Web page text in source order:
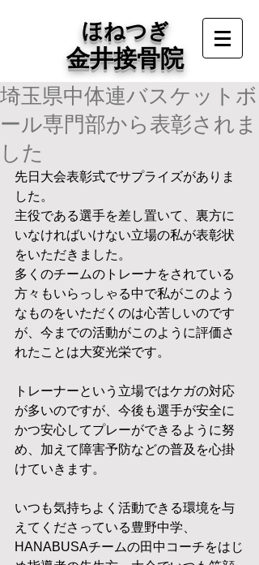
ほねつぎ
金井接骨院
埼玉県中体連バスケットボ
ール専門部から表彰されま
した
先日大会表彰式でサプライズがありま
した。
主役である選手を差し置いて、裏方に
いなければいけない立場の私が表彰状
をいただきました。
多くのチームのトレーナをされている
方々もいらっしゃる中で私がこのよう
なものをいただくのは心苦しいのです
が、今までの活動がこのように評価さ
れたことは大変光栄です。
トレーナーという立場ではケガの対応
が多いのですが、今後も選手が安全に
かつ安心してプレーができるように努
め、加えて障害予防などの普及を心掛
けていきます。
いつも気持ちよく活動できる環境を与
えてくださっている豊野中学、
HANABUSAチームの田中コーチをはじ